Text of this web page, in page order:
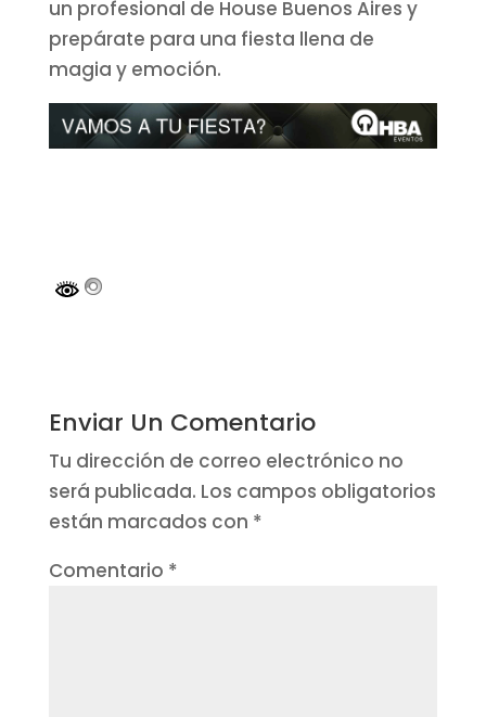
un profesional de House Buenos Aires y
prepárate para una fiesta llena de
magia y emoción.
Enviar Un Comentario
Tu dirección de correo electrónico no
será publicada. Los campos obligatorios
están marcados con *
Comentario *